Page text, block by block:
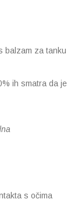
balzam za tanku
ih smatra da je
s očima